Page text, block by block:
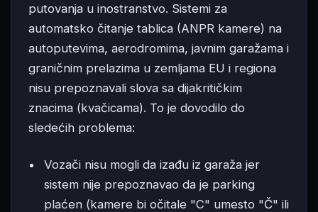
putovanja u inostranstvo. Sistemi za
automatsko čitanje tablica (ANPR kamere) na
autoputevima, aerodromima, javnim garažama i
graničnim prelazima u zemljama EU i regiona
nisu prepoznavali slova sa dijakritičkim
znacima (kvačicama). To je dovodilo do
sledećih problema:
Vozači nisu mogli da izađu iz garaža jer
sistem nije prepoznavao da je parking
plaćen (kamere bi očitale "C" umesto "Č" ili